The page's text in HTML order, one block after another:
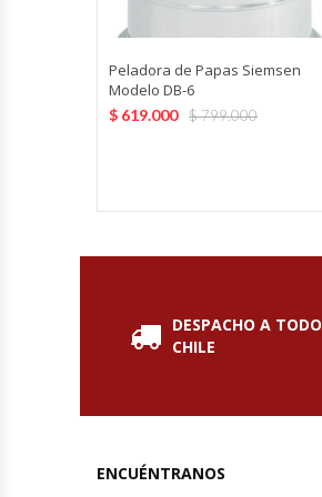
Formadora De Pizza
Hornos A Piso Y Pizzeros
Hornos Cocción Acelerada
Hornos Eléctricos
Peladora de Papas Siemsen
Modelo DB-6
$799.000
$ 619.000
DESPACHO A TODO
CHILE
ENCUÉNTRANOS